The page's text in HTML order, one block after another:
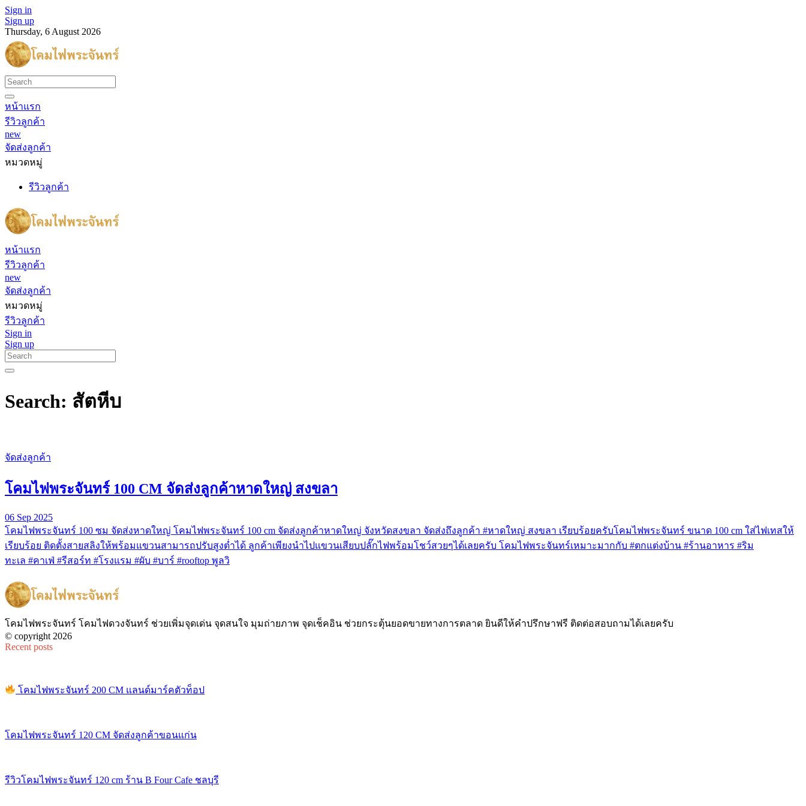
Sign in
Sign up
Thursday, 6 August 2026
หน้าแรก
รีวิวลูกค้า
new
จัดส่งลูกค้า
หมวดหมู่
รีวิวลูกค้า
หน้าแรก
รีวิวลูกค้า
new
จัดส่งลูกค้า
หมวดหมู่
รีวิวลูกค้า
Sign in
Sign up
Search: สัตหีบ
จัดส่งลูกค้า
โคมไฟพระจันทร์ 100 CM จัดส่งลูกค้าหาดใหญ่ สงขลา
06 Sep 2025
โคมไฟพระจันทร์ 100 ซม จัดส่งหาดใหญ่ โคมไฟพระจันทร์ 100 cm จัดส่งลูกค้าหาดใหญ่ จังหวัดสงขลา จัดส่งถึงลูกค้า #หาดใหญ่ สงขลา เรียบร้อยครับโคมไฟพระจันทร์ ขนาด 100 cm ใส่ไฟเทสให้
เรียบร้อย ติดตั้งสายสลิงให้พร้อมแขวนสามารถปรับสูงต่ำได้ ลูกค้าเพียงนำไปแขวนเสียบปลั๊กไฟพร้อมโชว์สวยๆได้เลยครับ โคมไฟพระจันทร์เหมาะมากกับ #ตกแต่งบ้าน #ร้านอาหาร #ริม
ทะเล #คาเฟ่ #รีสอร์ท #โรงแรม #ผับ #บาร์ #rooftop พูลวิ
โคมไฟพระจันทร์ โคมไฟดวงจันทร์ ช่วยเพิ่มจุดเด่น จุดสนใจ มุมถ่ายภาพ จุดเช็คอิน ช่วยกระตุ้นยอดขายทางการตลาด ยินดีให้คำปรึกษาฟรี ติดต่อสอบถามได้เลยครับ
© copyright 2026
Recent posts
โคมไฟพระจันทร์ 200 CM แลนด์มาร์คตัวท็อป
โคมไฟพระจันทร์ 120 CM จัดส่งลูกค้าขอนแก่น
รีวิวโคมไฟพระจันทร์ 120 cm ร้าน B Four Cafe ชลบุรี